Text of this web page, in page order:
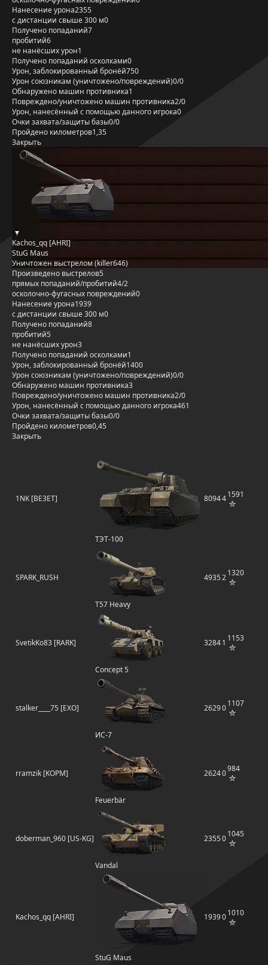
Нанесение урона2355
с дистанции свыше 300 м0
Получено попаданий7
пробитий6
не нанёсших урон1
Получено попаданий осколками0
Урон, заблокированный бронёй750
Урон союзникам (уничтожено/повреждений)0/0
Обнаружено машин противника1
Повреждено/уничтожено машин противника2/0
Урон, нанесённый с помощью данного игрока0
Очки захвата/защиты базы0/0
Пройдено километров1,35
Закрыть
Kachos_qq [AHRI]
StuG Maus
Уничтожен выстрелом (killer646)
Произведено выстрелов5
прямых попаданий/пробитий4/2
осколочно-фугасных повреждений0
Нанесение урона1939
с дистанции свыше 300 м0
Получено попаданий8
пробитий5
не нанёсших урон3
Получено попаданий осколками1
Урон, заблокированный бронёй1400
Урон союзникам (уничтожено/повреждений)0/0
Обнаружено машин противника3
Повреждено/уничтожено машин противника2/0
Урон, нанесённый с помощью данного игрока461
Очки захвата/защиты базы0/0
Пройдено километров0,45
Закрыть
1NK [BE3ET]
ТЭТ-100
809441591
SPARK_RUSH
T57 Heavy
493521320
SvetikKo83 [RARK]
Concept 5
32841 1153
stalker____75 [EXO]
ИС-7
262901107
rramzik [KOPM]
Feuerbär
26240984
doberman_960 [US-KG]
Vandal
235501045
Kachos_qq [AHRI]
StuG Maus
193901010